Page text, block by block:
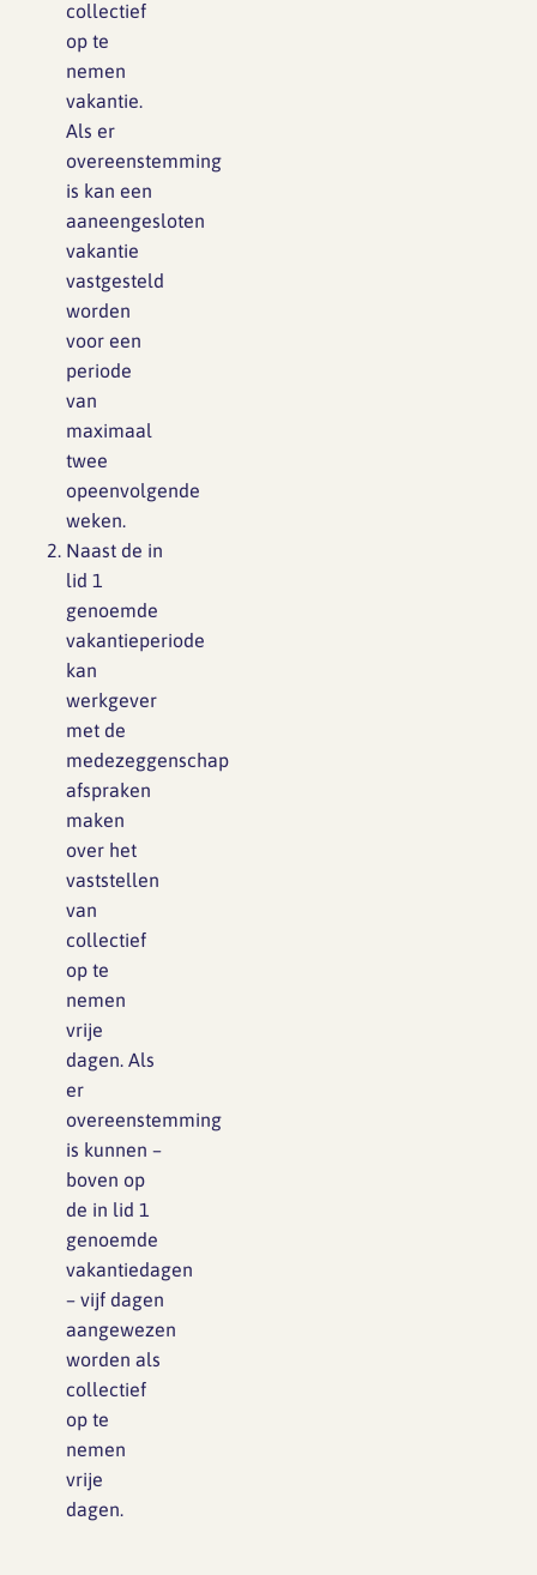
collectief
op te
nemen
vakantie.
Als er
overeenstemming
is kan een
aaneengesloten
vakantie
vastgesteld
worden
voor een
periode
van
maximaal
twee
opeenvolgende
weken.
Naast de in
lid 1
genoemde
vakantieperiode
kan
werkgever
met de
medezeggenschap
afspraken
maken
over het
vaststellen
van
collectief
op te
nemen
vrije
dagen. Als
er
overeenstemming
is kunnen –
boven op
de in lid 1
genoemde
vakantiedagen
– vijf dagen
aangewezen
worden als
collectief
op te
nemen
vrije
dagen.